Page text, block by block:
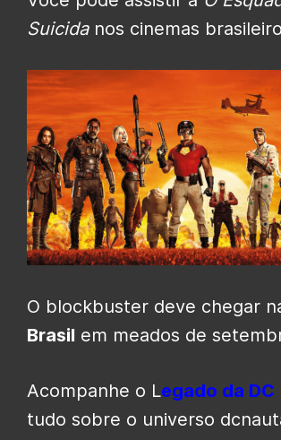
Suicidanos cinemas
O blockbuster deve chegar
Brasil em meados de
Acompanhe o Legado da DC
tudo sobre o universo